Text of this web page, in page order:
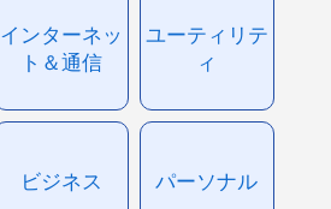
インターネッ
ト＆通信
ユーティリテ
ィ
ビジネス パーソナル